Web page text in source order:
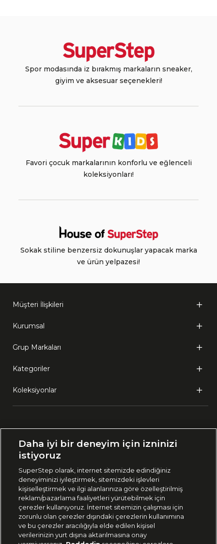
Spor modasında iz bırakmış markaların sneaker,
giyim ve aksesuar seçenekleri!
Favori çocuk markalarının konforlu ve eğlenceli
koleksiyonları!
Sokak stiline benzersiz dokunuşlar yapacak marka
ve ürün yelpazesi!
Müşteri İlişkileri
Kurumsal
Grup Markaları
Kategoriler
Koleksiyonlar
🇹🇷 Türkiye
444 37 36
Uygulamadan Takip Edin
Daha iyi bir deneyim için izninizi
istiyoruz
SuperStep olarak, internet sitemizde edindiğiniz
deneyiminizi iyileştirmek, sitemizdeki işlevleri
kişiselleştirmek ve ilgi alanlarınıza göre özelleştirilmiş
reklam/pazarlama faaliyetleri yürütebilmek için
çerezler kullanıyoruz. İnternet sitemizin çalışması için
zorunlu olan çerezler dışındaki çerezlerin kullanımına
ve bu çerezler aracılığıyla elde edilen kişisel
verilerinizin yurt dışına aktarılmasına onay